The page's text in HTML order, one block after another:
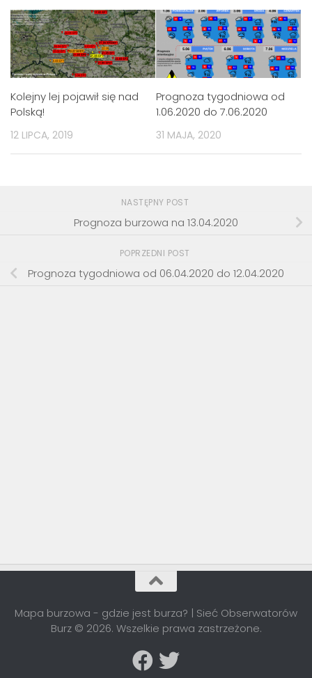
Kolejny lej pojawił się nad
Polską!
12 LIPCA, 2019
Prognoza tygodniowa od
1.06.2020 do 7.06.2020
31 MAJA, 2020
NASTĘPNY POST
Prognoza burzowa na 13.04.2020
POPRZEDNI POST
Prognoza tygodniowa od 06.04.2020 do 12.04.2020
Mapa burzowa - gdzie jest burza? | Sieć Obserwatorów
Burz © 2026. Wszelkie prawa zastrzeżone.